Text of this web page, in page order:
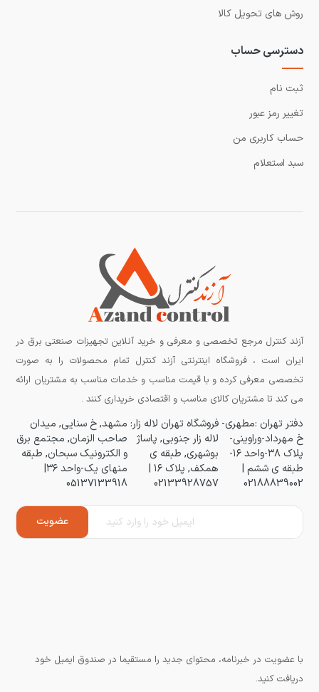
روش های تحویل کالا
دسترسی حساب
ثبت نام
تغییر رمز عبور
حساب کاربری من
سبد استعلام
آزند کنترل مرجع تخصصی و معرفی و خرید آنلاین تجهیزات صنعتی برق در
ایران است ، فروشگاه اینترنتی آزند کنترل تمام محصولات را به صورت
تخصصی معرفی کرده و با قیمت مناسب و خدمات مناسب به مشتریان ارائه
می کند تا مشتریان کالای مناسب و اقتصادی خریداری کنند .
دفتر تهران :مطهری-
خ مهرداد-وراوینی-
پلاک ۳۸-واحد ۱۶-
طبقه ی ششم |
02188839002
فروشگاه تهران لاله زار:
لاله زار جنوبی, پاساژ
بوشهری, طبقه ی
همکف, پلاک ۱۶ |
02133928757
مشهد, خ سنایی, میدان
صاحب الزمان, مجتمع برق
و الکترونیک سبحان, طبقه
منهای یک-واحد ۳۶|
05137133918
با عضویت در خبرنامه، محتوای جدید را مستقیما در صندوق ایمیل خود
دریافت کنید.